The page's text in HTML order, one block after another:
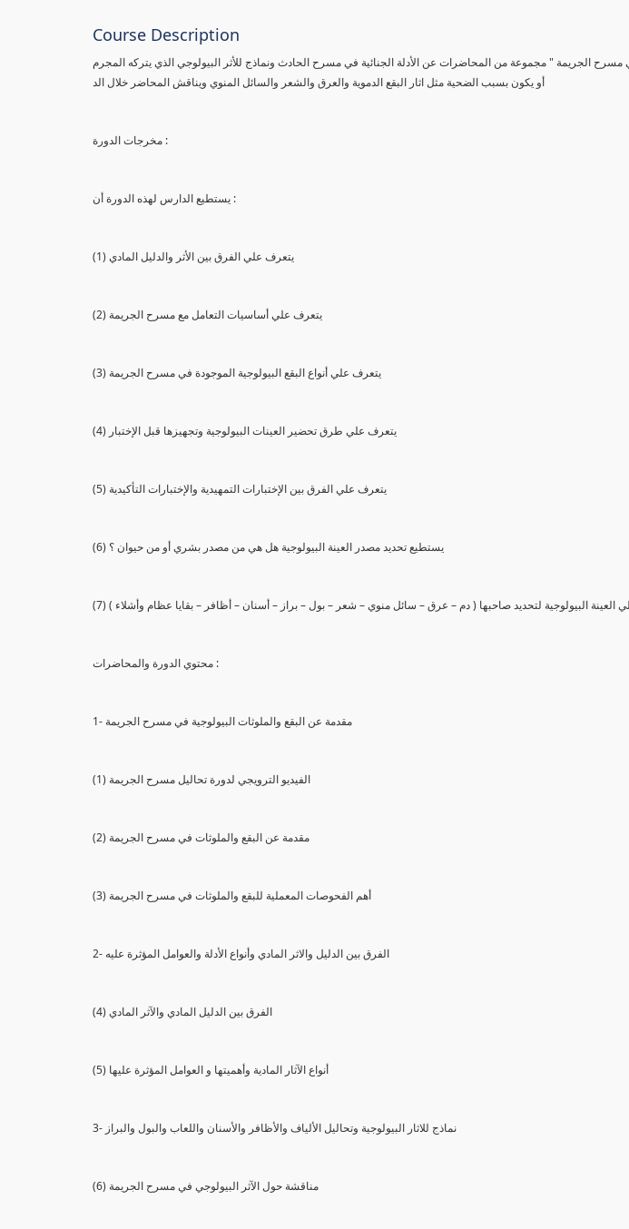
Course Description
في مسرح الجريمة " مجموعة من المحاضرات عن الأدلة الجنائية في مسرح الحادث ونماذج للأثر البيولوجي الذي يتركه المجرم
أو يكون بسبب الضحية مثل اثار البقع الدموية والعرق والشعر والسائل المنوي ويناقش المحاضر خلال الد
مخرجات الدورة :
يستطيع الدارس لهذه الدورة أن :
(1) يتعرف علي الفرق بين الأثر والدليل المادي
(2) يتعرف علي أساسيات التعامل مع مسرح الجريمة
(3) يتعرف علي أنواع البقع البيولوجية الموجودة في مسرح الجريمة
(4) يتعرف علي طرق تحضير العينات البيولوجية وتجهيزها قبل الإختبار
(5) يتعرف علي الفرق بين الإختبارات التمهيدية والإختبارات التأكيدية
(6) يستطيع تحديد مصدر العينة البيولوجية هل هي من مصدر بشري أو من حيوان ؟
علي العينة البيولوجية لتحديد صاحبها ( دم – عرق – سائل منوي – شعر – بول – براز – أسنان – أظافر – بقايا عظام وأشلاء )
محتوي الدورة والمحاضرات :
1- مقدمة عن البقع والملوثات البيولوجية في مسرح الجريمة
(1) الفيديو الترويجي لدورة تحاليل مسرح الجريمة
(2) مقدمة عن البقع والملوثات في مسرح الجريمة
(3) أهم الفحوصات المعملية للبقع والملوثات في مسرح الجريمة
2- الفرق بين الدليل والاثر المادي وأنواع الأدلة والعوامل المؤثرة عليه
(4) الفرق بين الدليل المادي والآثر المادي
(5) أنواع الآثار المادية وأهميتها و العوامل المؤثرة عليها
3- نماذج للاثار البيولوجية وتحاليل الألياف والأظافر والأسنان واللعاب والبول والبراز
(6) مناقشة حول الآثر البيولوجي في مسرح الجريمة